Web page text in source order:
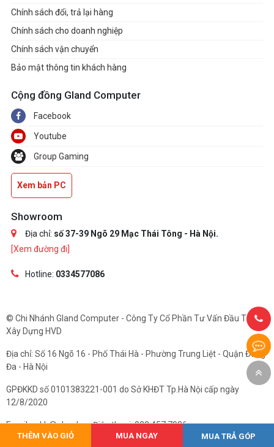
THÊM VÀO GIỎ MUA NGAY MUA TRẢ GÓP
Chính sách đổi, trả lại hàng
Chính sách cho doanh nghiệp
Chính sách vận chuyển
Bảo mật thông tin khách hàng
Cộng đồng Gland Computer
Facebook
Youtube
Group Gaming
Xem bản PC
Showroom
Địa chỉ: số 37-39 Ngõ 29 Mạc Thái Tông - Hà Nội.
[Xem đường đi]
Hotline: 0334577086
© Chi Nhánh Gland Computer - Công Ty Cổ Phần Tư Vấn Đầu Tư Và
Xây Dựng HVD
Địa chỉ: Số 16 Ngõ 16 - Phố Thái Hà - Phường Trung Liệt - Quận Đống
Đa - Hà Nội
GPĐKKD số 0101383221-001 do Sở KHĐT Tp.Hà Nội cấp ngày
12/8/2020
Email: cskh@gland.vn. Điện thoại: 033.457.7086